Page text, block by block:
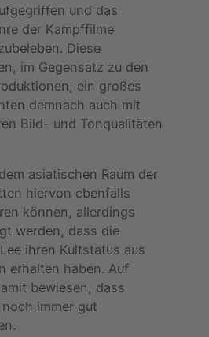
und das
der Kampffilme
Diese
im Gegensatz zu den
ein großes
demnach auch mit
Bild- und Tonqualitäten
asiatischen Raum der
hiervon ebenfalls
können, allerdings
werden, dass die
ihren Kultstatus aus
erhalten haben. Auf
bewiesen, dass
immer gut